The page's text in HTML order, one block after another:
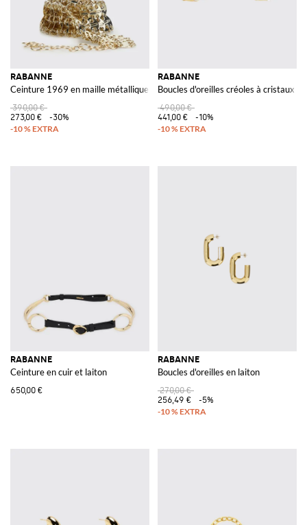
RABANNE
Ceinture 1969 en maille métallique
390,00 €
273,00 €
-30%
RABANNE
Boucles d'oreilles créoles à cristaux
490,00 €
441,00 €
-10%
RABANNE
Ceinture en cuir et laiton
650,00 €
RABANNE
Boucles d'oreilles en laiton
270,00 €
256,49 €
-5%